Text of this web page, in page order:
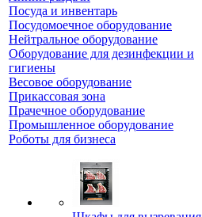
Посуда и инвентарь
Посудомоечное оборудование
Нейтральное оборудование
Оборудование для дезинфекции и
гигиены
Весовое оборудование
Прикассовая зона
Прачечное оборудование
Промышленное оборудование
Роботы для бизнеса